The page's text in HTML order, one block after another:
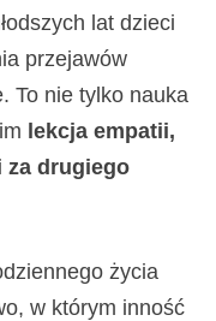
lat dzieci
przejawów
To nie tylko nauka
lekcja empatii,
za drugiego
życia
w którym inność